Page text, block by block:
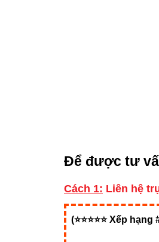
Để được tư
Cách 1: Liên hệ
(⭐⭐⭐⭐⭐ Xếp